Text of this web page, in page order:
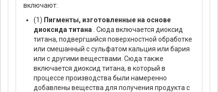
включают:
(1) Пигменты, изготовленные на основе
диоксида титана . Сюда включается диоксид
титана, подвергшийся поверхностной обработке
или смешанный с сульфатом кальция или бария
или с другими веществами. Сюда также
включается диоксид титана, в который в
процессе производства были намеренно
добавлены вещества для получения продукта с